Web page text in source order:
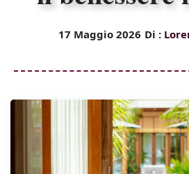
17 Maggio 2026 Di :